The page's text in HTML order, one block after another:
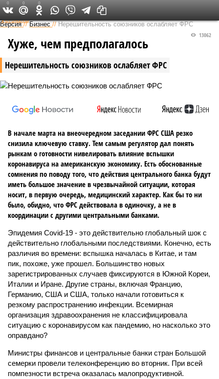
Федеральный выпуск
Версия //Бизнес //Нерешительность союзников ослабляет ФРС
Нерешительность союзников ослабляет ФРС
13062
Хуже, чем предполагалось
В начале марта на внеочередном заседании ФРС США резко
снизила ключевую ставку. Тем самым регулятор дал понять
рынкам о готовности нивелировать влияние вспышки
коронавируса на американскую экономику. Есть обоснованные
сомнения по поводу того, что действия центрального банка будут
иметь большое значение в чрезвычайной ситуации, которая
носит, в первую очередь, медицинский характер. Как бы то ни
было, обидно, что ФРС действовала в одиночку, а не в
координации с другими центральными банками.
Эпидемия Covid-19 - это действительно глобальный шок с
действительно глобальными последствиями. Конечно, есть
различия во времени: вспышка началась в Китае, и там
пик, похоже, уже прошел. Большинство новых
зарегистрированных случаев фиксируются в Южной Кореи,
Италии и Иране. Другие страны, включая Францию,
Германию, США и США, только начали готовиться к
резкому распространению инфекции. Всемирная
организация здравоохранения не классифицировала
ситуацию с коронавирусом как пандемию, но насколько это
оправдано?
Министры финансов и центральные банки стран Большой
семерки провели телеконференцию во вторник. При всей
помпезности встреча оказалась малопродуктивной.
0 0 0